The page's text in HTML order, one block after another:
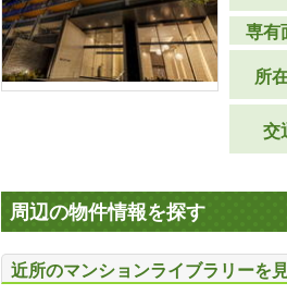
専有
所
交
周辺の物件情報を探す
近所のマンションライブラリーを